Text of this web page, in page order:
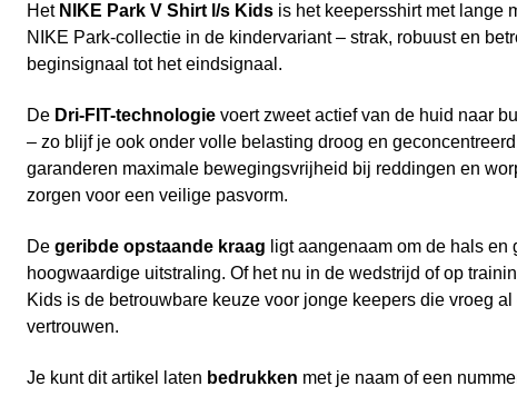
Het NIKE Park V Shirt l/s Kids is het keepersshirt met lange
NIKE Park-collectie in de kindervariant – strak, robuust en
beginsignaal tot het eindsignaal.
De Dri-FIT-technologie voert zweet actief van de huid naar
– zo blijf je ook onder volle belasting droog en
garanderen maximale bewegingsvrijheid bij reddingen en
zorgen voor een veilige pasvorm.
De geribde opstaande kraag ligt aangenaam om de hals en
hoogwaardige uitstraling. Of het nu in de wedstrijd of op
Kids is de betrouwbare keuze voor jonge keepers die vroeg
vertrouwen.
Je kunt dit artikel laten bedrukken met je naam of een